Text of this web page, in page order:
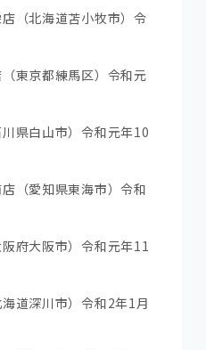
（北海道苫小牧市）令
東京都練馬区）令和元
県白山市）令和元年10
（愛知県東海市）令和
府大阪市）令和元年11
道深川市）令和2年1月